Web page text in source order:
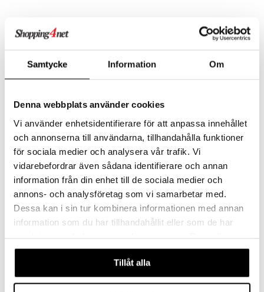
Samtycke Information Om
Denna webbplats använder cookies
Vi använder enhetsidentifierare för att anpassa innehållet
och annonserna till användarna, tillhandahålla funktioner
för sociala medier och analysera vår trafik. Vi
vidarebefordrar även sådana identifierare och annan
information från din enhet till de sociala medier och
annons- och analysföretag som vi samarbetar med.
Dessa kan i sin tur kombinera informationen med annan
information som du har tillhandahållit eller som de har
våra cookies vid fortsatt användande av vår webbplats.
Tillåt alla
Bloomingville North Hylly
Luonnonvärinen
Tyylikäs hylly minimalistisella muotoilulla
37,90 €
& Vihannesveitset
tekstiilit
& Tyynyliinat
& Peitot
ruokinta
& vastauksia